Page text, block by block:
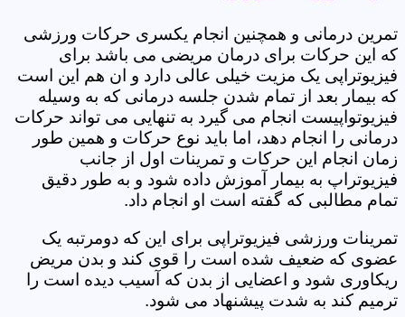
تمرین درمانی و همچنین انجام یکسری حرکات ورزشی
که این حرکات برای درمان مریضی می باشد برای
فیزیوتراپی یک مزیت خیلی عالی دارد و ان هم این است
که بیمار بعد از تمام شدن جلسه درمانی که به وسیله
فیزیوتواپیست انجام می گیرد به تنهایی می تواند حرکات
درمانی را انجام دهد، اما باید نوع حرکات و همین طور
زمان انجام این حرکات و تمرینات اول از جانب
فیزیوتراپ به بیمار آموزش داده شود و به طور دقیق
تمام مطالبی که گفته است او انجام داد.
تمرینات ورزشی فیزیوتراپی برای این که دومرتبه یک
عضوی که ضعیف شده است را قوی کند و بدن مریض
ریکاوری شود و اعضایی از بدن که آسیب دیده است را
ترمیم کند به شدت پیشنهاد می شود.